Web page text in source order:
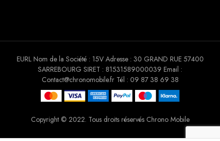
Copyright © 2022. Tous droits réservés Chrono Mobile
EURL Nom de la Société : 15V Adresse : 30 GRAND RUE 57400
SARREBOURG SIRET : 81531589000039 Email :
Contact@chronomobile.fr Tél : 09 87 38 69 38